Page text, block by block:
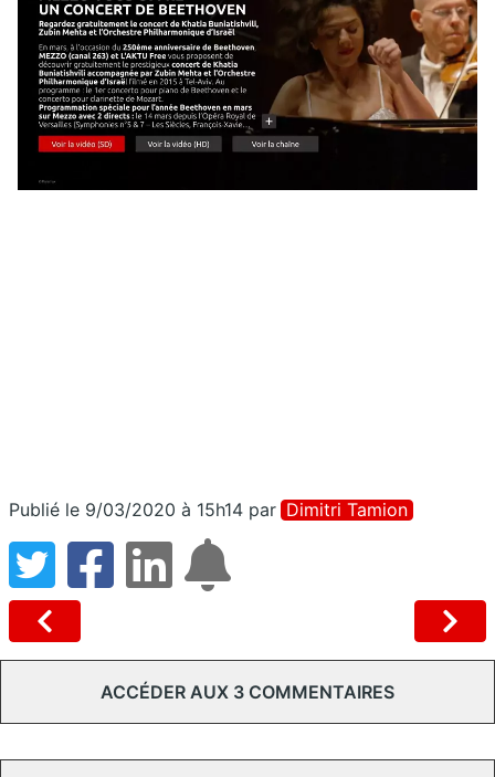
Publié le 9/03/2020 à 15h14 par Dimitri Tamion
ACCÉDER AUX 3 COMMENTAIRES